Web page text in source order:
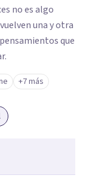
no es algo
una y otra
que
+7 más